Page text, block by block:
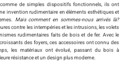
de simples dispositifs fonctionnels, ils ont
invention rudimentaire en éléments esthétiques et
Mais comment en sommes-nous arrivés là?
contre les intempéries et les intrusions, les volets
rudimentaires faits de bois et de fer. Avec le
des foyers, ces accessoires ont connu des
les matériaux ont évolué, passant du bois à
résistance et un design plus moderne.